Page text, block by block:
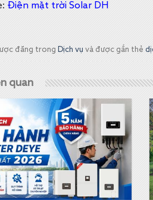
Điện mặt trời Solar DH
đăng trongDịch vụvà được gắn thẻ
quan